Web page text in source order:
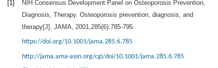
[1]
NIH Consensus Development Panel on Osteoporosis Prevention,
Diagnosis, Therapy. Osteoporosis prevention, diagnosis, and
therapy[J]. JAMA 2001 285(6):785-795.
https://doi.org/10.1001/jama.285.6.785
http://jama.ama-assn.org/cgi/doi/10.1001/jama.285.6.785